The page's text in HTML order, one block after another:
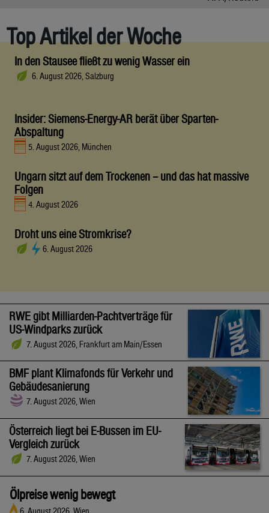
Top Artikel der Woche
In den Stausee fließt zu wenig Wasser ein
6. August 2026, Salzburg
Insider: Siemens-Energy-AR berät über Sparten-
Abspaltung
5. August 2026, München
Ungarn sitzt auf dem Trockenen – und das hat massive
Folgen
4. August 2026
Droht uns eine Stromkrise?
6. August 2026
RWE gibt Milliarden-Pachtverträge für
US-Windparks zurück
7. August 2026, Frankfurt am Main/Essen
BMF plant Klimafonds für Verkehr und
Gebäudesanierung
7. August 2026, Wien
Österreich liegt bei E-Bussen im EU-
Vergleich zurück
7. August 2026, Wien
Ölpreise wenig bewegt